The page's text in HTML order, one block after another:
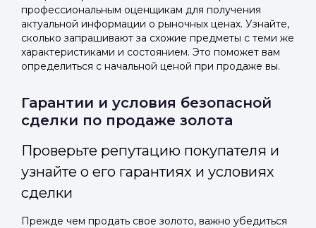
профессиональным оценщикам для получения
актуальной информации о рыночных ценах. Узнайте,
сколько запрашивают за схожие предметы с теми же
характеристиками и состоянием. Это поможет вам
определиться с начальной ценой при продаже вы.
Гарантии и условия безопасной
сделки по продаже золота
Проверьте репутацию покупателя и
узнайте о его гарантиях и условиях
сделки
Прежде чем продать свое золото, важно убедиться